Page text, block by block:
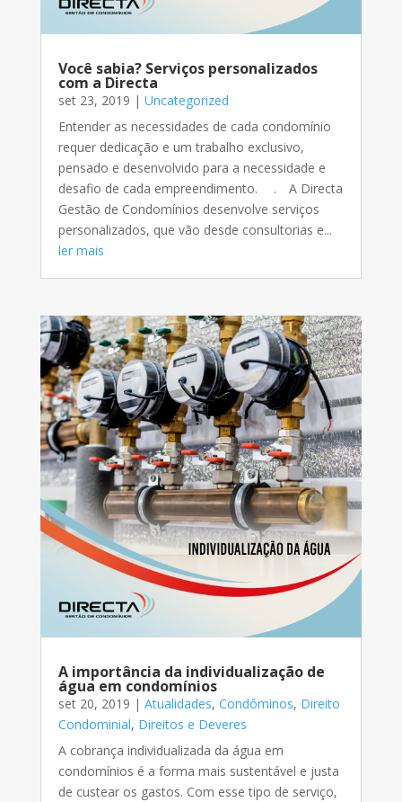
Você sabia? Serviços personalizados
com a Directa
set 23, 2019 | Uncategorized
Entender as necessidades de cada condomínio
requer dedicação e um trabalho exclusivo,
pensado e desenvolvido para a necessidade e
desafio de cada empreendimento. ⠀ .⠀ A Directa
Gestão de Condomínios desenvolve serviços
personalizados, que vão desde consultorias e...
ler mais
A importância da individualização de
água em condomínios⠀
set 20, 2019 | Atualidades, Condôminos, Direito
Condominial, Direitos e Deveres
A cobrança individualizada da água em
condomínios é a forma mais sustentável e justa
de custear os gastos. Com esse tipo de serviço,